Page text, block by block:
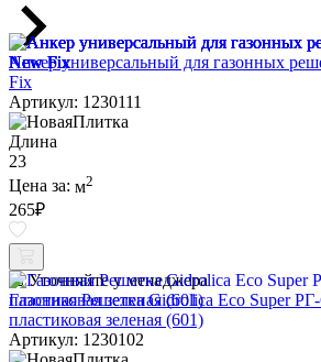
Анкер универсальный для газонных
Fix
Артикул: 1230111
Длина
23
Цена за: м2
265₽
Уточняйте у менеджера
Газонная Решетка Gidrolica Eco Super
пластиковая зеленая (601)
Артикул: 1230102